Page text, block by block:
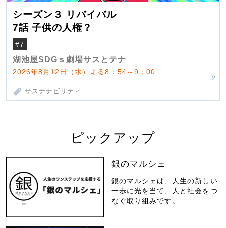
シーズン３ リバイバル
7話 子供の人権？
#7
湖池屋SDGｓ劇場サスとテナ
2026年8月12日（水）よる8：54～9：00
サステナビリティ
ピックアップ
銀のマルシェ
銀のマルシェは、人生の新しい
一歩に光を当て、人と社会をつ
なぐ取り組みです。